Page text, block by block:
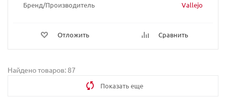
Бренд/Производитель Vallejo
Отложить Сравнить
Найдено товаров: 87
Показать еще